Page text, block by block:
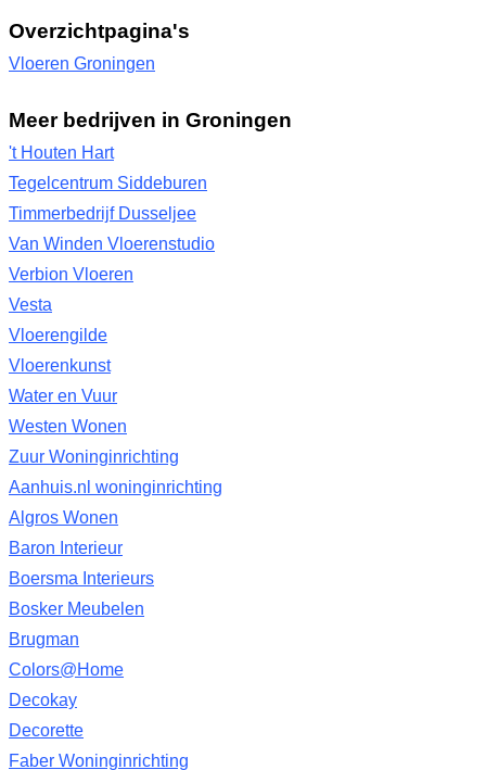
Overzichtpagina's
Vloeren Groningen
Meer bedrijven in Groningen
't Houten Hart
Tegelcentrum Siddeburen
Timmerbedrijf Dusseljee
Van Winden Vloerenstudio
Verbion Vloeren
Vesta
Vloerengilde
Vloerenkunst
Water en Vuur
Westen Wonen
Zuur Woninginrichting
Aanhuis.nl woninginrichting
Algros Wonen
Baron Interieur
Boersma Interieurs
Bosker Meubelen
Brugman
Colors@Home
Decokay
Decorette
Faber Woninginrichting